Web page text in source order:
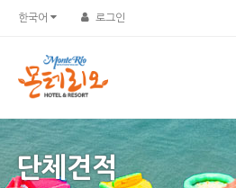
한국어 로그인
단체견적
Sketchbook5, 스케